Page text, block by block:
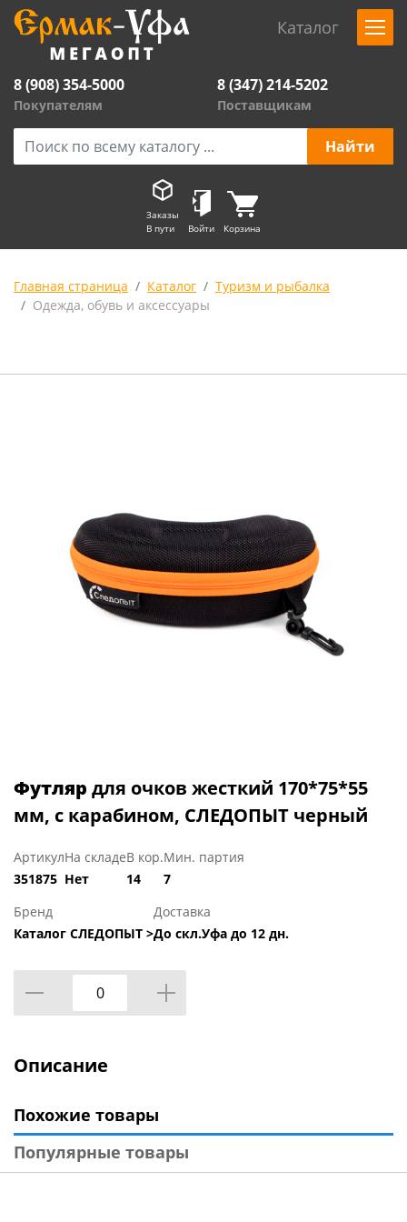
Каталог
8 (908) 354-5000
Покупателям
8 (347) 214-5202
Поставщикам
Заказы
В пути
Войти Корзина
Главная страница Каталог
Туризм и рыбалка
Одежда, обувь и аксессуары
Футляр для очков жесткий 170*75*55
мм, с карабином, СЛЕДОПЫТ черный
Артикул
351875
На складе
Нет
В кор.
14
Мин. партия
7
Бренд
Каталог СЛЕДОПЫТ >
Доставка
До скл.Уфа до 12 дн.
Описание
Похожие товары
Популярные товары